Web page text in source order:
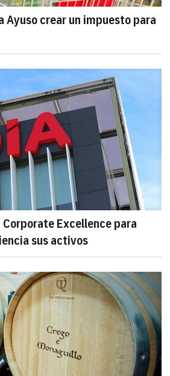
Ayuso crear un impuesto para
Corporate Excellence para
sus activos